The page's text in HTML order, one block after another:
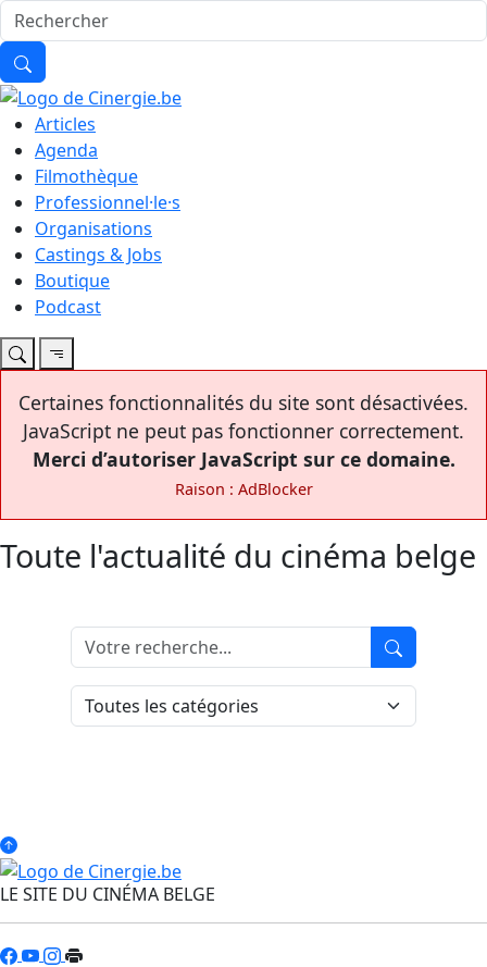
Articles
Agenda
Filmothèque
Professionnel·le·s
Organisations
Castings & Jobs
Boutique
Podcast
Certaines fonctionnalités du site sont désactivées.
JavaScript ne peut pas fonctionner correctement.
Merci d’autoriser JavaScript sur ce domaine.
Raison : AdBlocker
Toute l'actualité du cinéma belge
LE SITE DU CINÉMA BELGE